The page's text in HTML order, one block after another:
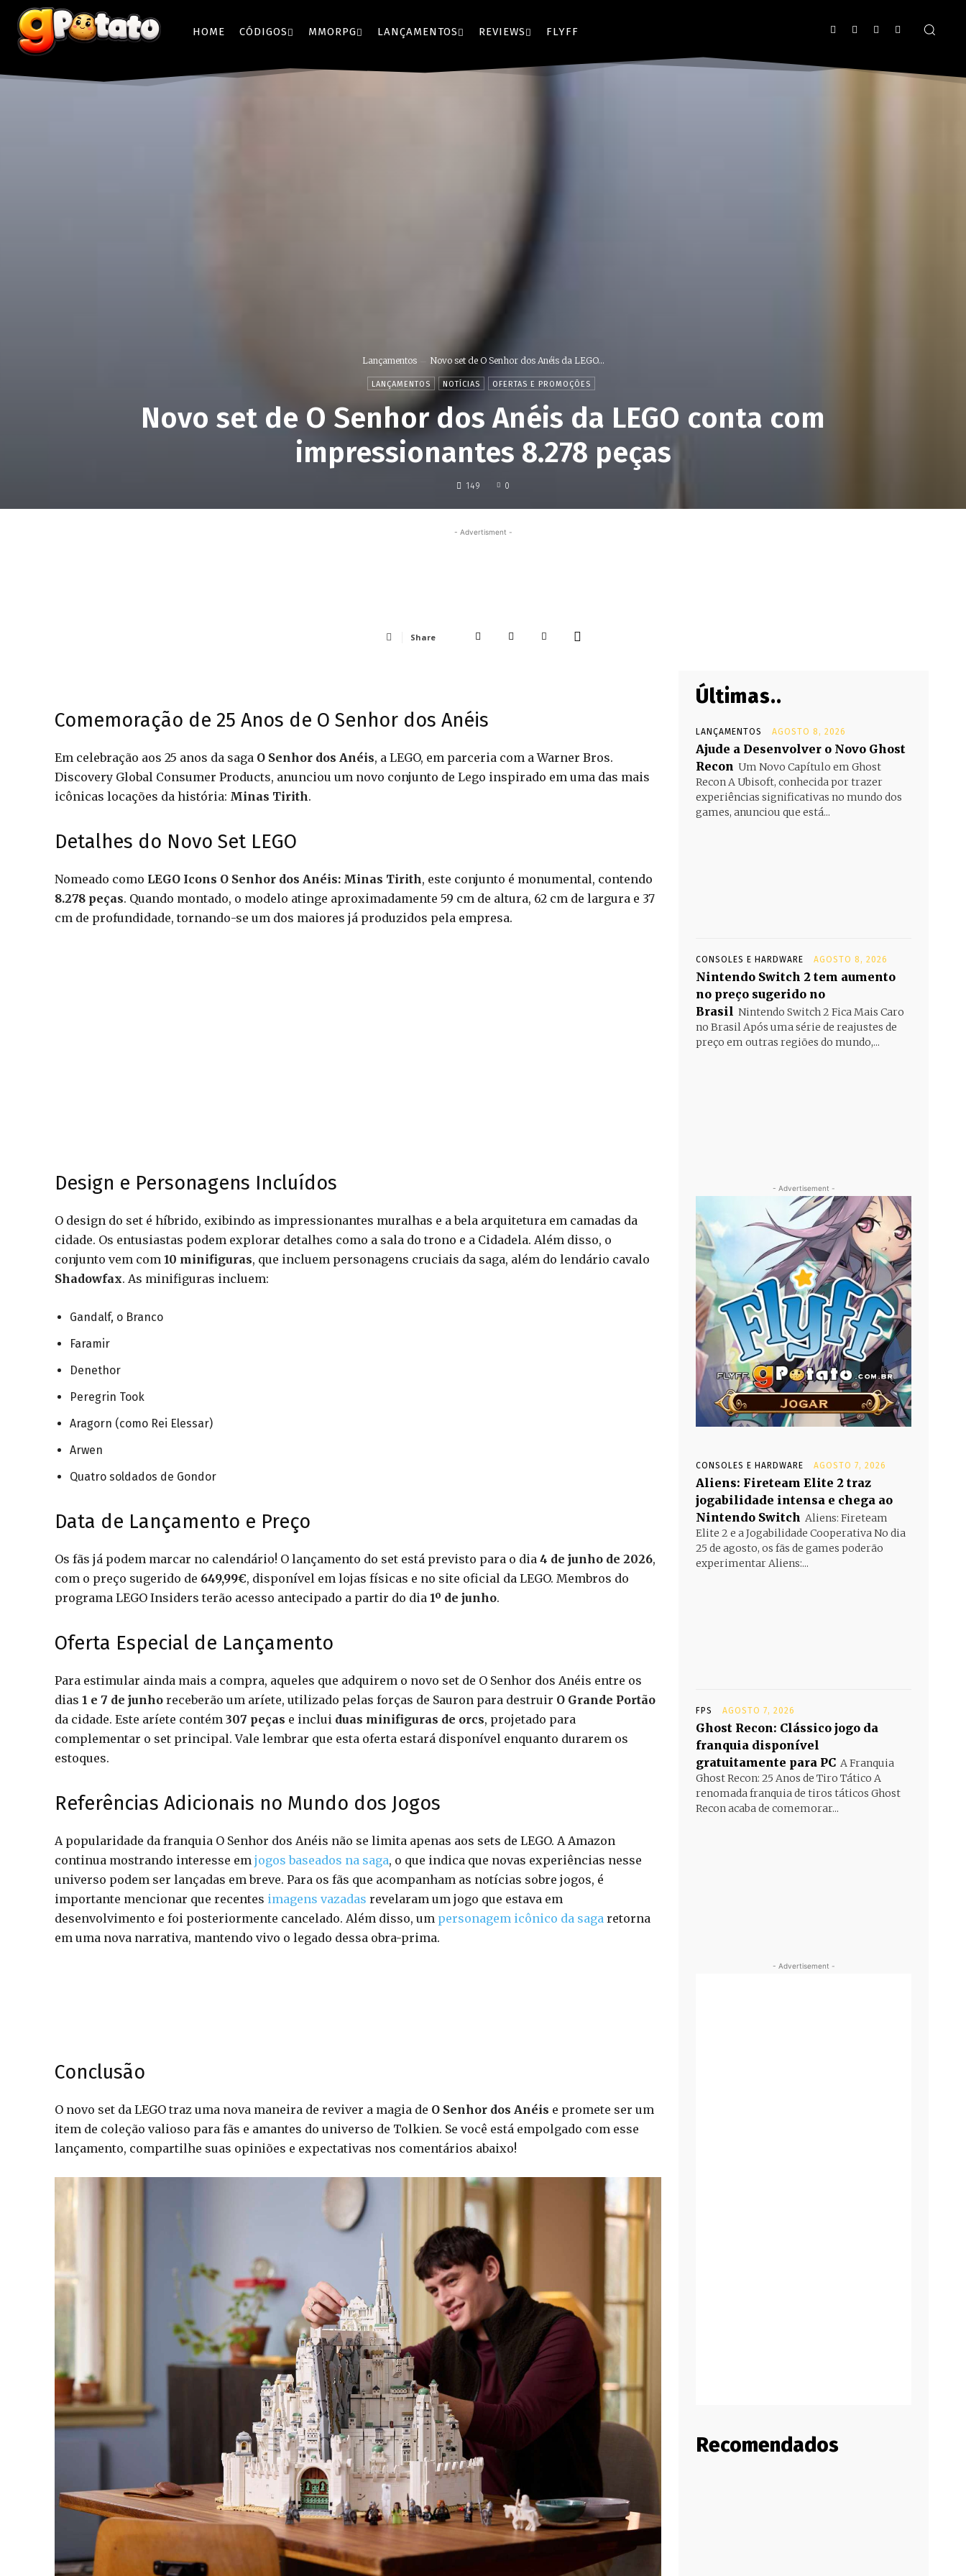
HOME CÓDIGOS MMORPG LANÇAMENTOS REVIEWS FLYFF
Lançamentos Novo set de O Senhor dos Anéis da LEGO...
LANÇAMENTOS NOTÍCIAS OFERTAS E PROMOÇÕES
Novo set de O Senhor dos Anéis da LEGO conta com
impressionantes 8.278 peças
149 0
- Advertisment -
Share
Comemoração de 25 Anos de O Senhor dos Anéis
Em celebração aos 25 anos da saga O Senhor dos Anéis, a LEGO, em parceria com a Warner Bros.
Discovery Global Consumer Products, anunciou um novo conjunto de Lego inspirado em uma das mais
icônicas locações da história: Minas Tirith.
Detalhes do Novo Set LEGO
Nomeado como LEGO Icons O Senhor dos Anéis: Minas Tirith, este conjunto é monumental, contendo
8.278 peças. Quando montado, o modelo atinge aproximadamente 59 cm de altura, 62 cm de largura e 37
cm de profundidade, tornando-se um dos maiores já produzidos pela empresa.
Design e Personagens Incluídos
O design do set é híbrido, exibindo as impressionantes muralhas e a bela arquitetura em camadas da
cidade. Os entusiastas podem explorar detalhes como a sala do trono e a Cidadela. Além disso, o
conjunto vem com 10 minifiguras, que incluem personagens cruciais da saga, além do lendário cavalo
Shadowfax. As minifiguras incluem:
Gandalf, o Branco
Faramir
Denethor
Peregrin Took
Aragorn (como Rei Elessar)
Arwen
Quatro soldados de Gondor
Data de Lançamento e Preço
Os fãs já podem marcar no calendário! O lançamento do set está previsto para o dia 4 de junho de 2026,
com o preço sugerido de 649,99€, disponível em lojas físicas e no site oficial da LEGO. Membros do
programa LEGO Insiders terão acesso antecipado a partir do dia 1º de junho.
Oferta Especial de Lançamento
Para estimular ainda mais a compra, aqueles que adquirem o novo set de O Senhor dos Anéis entre os
dias 1 e 7 de junho receberão um aríete, utilizado pelas forças de Sauron para destruir O Grande Portão
da cidade. Este aríete contém 307 peças e inclui duas minifiguras de orcs, projetado para
complementar o set principal. Vale lembrar que esta oferta estará disponível enquanto durarem os
estoques.
Referências Adicionais no Mundo dos Jogos
A popularidade da franquia O Senhor dos Anéis não se limita apenas aos sets de LEGO. A Amazon
continua mostrando interesse em jogos baseados na saga, o que indica que novas experiências nesse
universo podem ser lançadas em breve. Para os fãs que acompanham as notícias sobre jogos, é
importante mencionar que recentes imagens vazadas revelaram um jogo que estava em
desenvolvimento e foi posteriormente cancelado. Além disso, um personagem icônico da saga retorna
em uma nova narrativa, mantendo vivo o legado dessa obra-prima.
Conclusão
O novo set da LEGO traz uma nova maneira de reviver a magia de O Senhor dos Anéis e promete ser um
item de coleção valioso para fãs e amantes do universo de Tolkien. Se você está empolgado com esse
lançamento, compartilhe suas opiniões e expectativas nos comentários abaixo!
Últimas..
LANÇAMENTOS AGOSTO 8, 2026
Ajude a Desenvolver o Novo Ghost
Recon Um Novo Capítulo em Ghost
Recon A Ubisoft, conhecida por trazer
experiências significativas no mundo dos
games, anunciou que está...
CONSOLES E HARDWARE AGOSTO 8, 2026
Nintendo Switch 2 tem aumento
no preço sugerido no
Brasil Nintendo Switch 2 Fica Mais Caro
no Brasil Após uma série de reajustes de
preço em outras regiões do mundo,...
- Advertisement -
CONSOLES E HARDWARE AGOSTO 7, 2026
Aliens: Fireteam Elite 2 traz
jogabilidade intensa e chega ao
Nintendo Switch Aliens: Fireteam
Elite 2 e a Jogabilidade Cooperativa No dia
25 de agosto, os fãs de games poderão
experimentar Aliens:...
FPS AGOSTO 7, 2026
Ghost Recon: Clássico jogo da
franquia disponível
gratuitamente para PC A Franquia
Ghost Recon: 25 Anos de Tiro Tático A
renomada franquia de tiros táticos Ghost
Recon acaba de comemorar...
- Advertisement -
Recomendados